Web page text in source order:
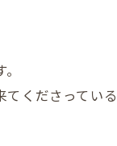
くださってい